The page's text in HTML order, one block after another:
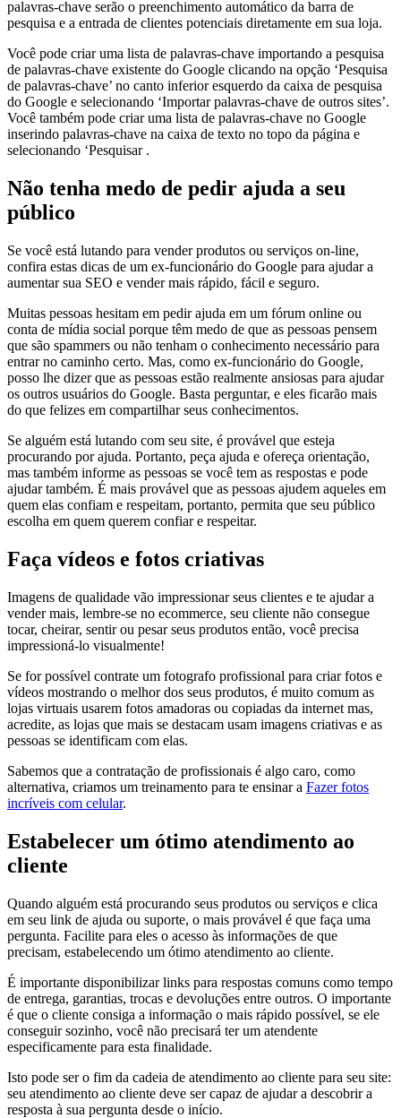
palavras-chave serão o preenchimento automático da barra de
pesquisa e a entrada de clientes potenciais diretamente em sua loja.
Você pode criar uma lista de palavras-chave importando a pesquisa
de palavras-chave existente do Google clicando na opção ‘Pesquisa
de palavras-chave’ no canto inferior esquerdo da caixa de pesquisa
do Google e selecionando ‘Importar palavras-chave de outros sites’.
Você também pode criar uma lista de palavras-chave no Google
inserindo palavras-chave na caixa de texto no topo da página e
selecionando ‘Pesquisar .
Não tenha medo de pedir ajuda a seu
público
Se você está lutando para vender produtos ou serviços on-line,
confira estas dicas de um ex-funcionário do Google para ajudar a
aumentar sua SEO e vender mais rápido, fácil e seguro.
Muitas pessoas hesitam em pedir ajuda em um fórum online ou
conta de mídia social porque têm medo de que as pessoas pensem
que são spammers ou não tenham o conhecimento necessário para
entrar no caminho certo. Mas, como ex-funcionário do Google,
posso lhe dizer que as pessoas estão realmente ansiosas para ajudar
os outros usuários do Google. Basta perguntar, e eles ficarão mais
do que felizes em compartilhar seus conhecimentos.
Se alguém está lutando com seu site, é provável que esteja
procurando por ajuda. Portanto, peça ajuda e ofereça orientação,
mas também informe as pessoas se você tem as respostas e pode
ajudar também. É mais provável que as pessoas ajudem aqueles em
quem elas confiam e respeitam, portanto, permita que seu público
escolha em quem querem confiar e respeitar.
Faça vídeos e fotos criativas
Imagens de qualidade vão impressionar seus clientes e te ajudar a
vender mais, lembre-se no ecommerce, seu cliente não consegue
tocar, cheirar, sentir ou pesar seus produtos então, você precisa
impressioná-lo visualmente!
Se for possível contrate um fotografo profissional para criar fotos e
vídeos mostrando o melhor dos seus produtos, é muito comum as
lojas virtuais usarem fotos amadoras ou copiadas da internet mas,
acredite, as lojas que mais se destacam usam imagens criativas e as
pessoas se identificam com elas.
Sabemos que a contratação de profissionais é algo caro, como
alternativa, criamos um treinamento para te ensinar a Fazer fotos
incríveis com celular.
Estabelecer um ótimo atendimento ao
cliente
Quando alguém está procurando seus produtos ou serviços e clica
em seu link de ajuda ou suporte, o mais provável é que faça uma
pergunta. Facilite para eles o acesso às informações de que
precisam, estabelecendo um ótimo atendimento ao cliente.
É importante disponibilizar links para respostas comuns como tempo
de entrega, garantias, trocas e devoluções entre outros. O importante
é que o cliente consiga a informação o mais rápido possível, se ele
conseguir sozinho, você não precisará ter um atendente
especificamente para esta finalidade.
Isto pode ser o fim da cadeia de atendimento ao cliente para seu site:
seu atendimento ao cliente deve ser capaz de ajudar a descobrir a
resposta à sua pergunta desde o início.